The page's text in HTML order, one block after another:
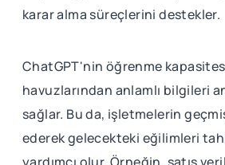
karar alma süreçlerini destekler.
ChatGPT'nin öğrenme
havuzlarından anlamlı bilgileri
sağlar. Bu da, işletmelerin
ederek gelecekteki eğilimleri